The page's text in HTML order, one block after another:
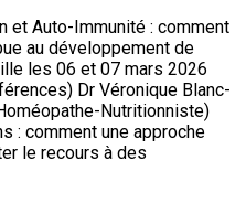
et Auto-Immunité : comment
au développement de
les 06 et 07 mars 2026
Dr Véronique Blanc-
Nutritionniste)
: comment une approche
le recours à des